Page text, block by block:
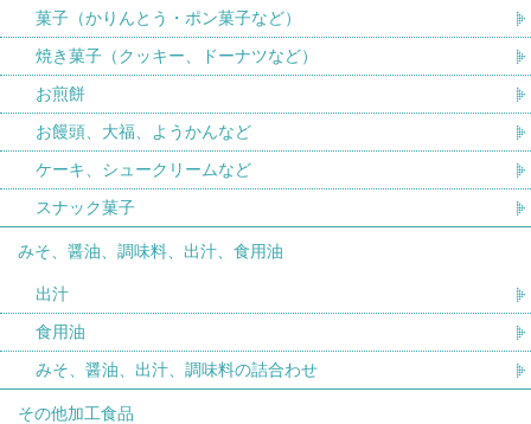
菓子（かりんとう・ポン菓子など）
焼き菓子（クッキー、ドーナツなど）
お煎餅
お饅頭、大福、ようかんなど
ケーキ、シュークリームなど
スナック菓子
みそ、醤油、調味料、出汁、食用油
出汁
食用油
みそ、醤油、出汁、調味料の詰合わせ
その他加工食品